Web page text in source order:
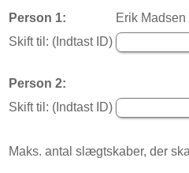
Person 1:
Erik
Skift til: (Indtast ID)
Person 2:
Skift til: (Indtast ID)
Maks. antal slægtskaber, der